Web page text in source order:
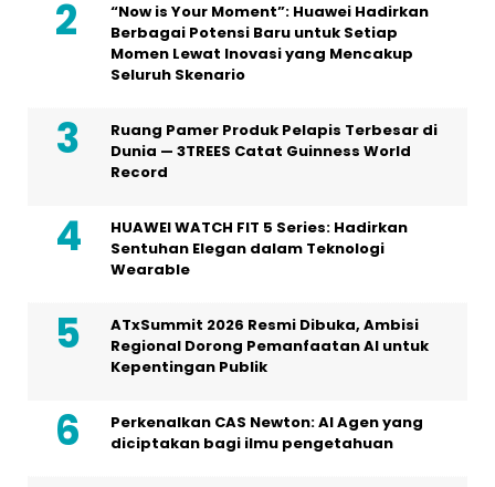
“Now is Your Moment”: Huawei Hadirkan
Berbagai Potensi Baru untuk Setiap
Momen Lewat Inovasi yang Mencakup
Seluruh Skenario
Ruang Pamer Produk Pelapis Terbesar di
Dunia — 3TREES Catat Guinness World
Record
HUAWEI WATCH FIT 5 Series: Hadirkan
Sentuhan Elegan dalam Teknologi
Wearable
ATxSummit 2026 Resmi Dibuka, Ambisi
Regional Dorong Pemanfaatan AI untuk
Kepentingan Publik
Perkenalkan CAS Newton: AI Agen yang
diciptakan bagi ilmu pengetahuan